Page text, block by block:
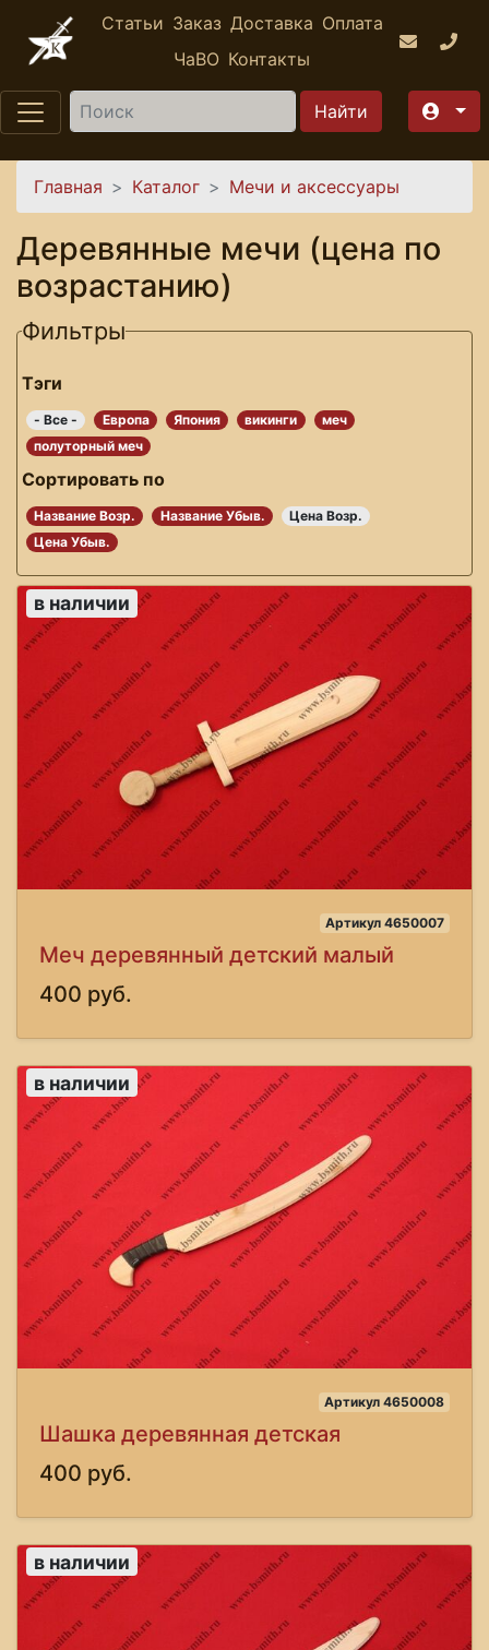
Перейти к основному содержанию
Статьи Заказ Доставка Оплата
ЧаВО Контакты
Найти
Вы здесь
Главная Каталог Мечи и аксессуары
Деревянные мечи (цена по
возрастанию)
Фильтры
Тэги
- Все - Европа Япония викинги
меч
полуторный меч
Сортировать по
Название Возр. Название Убыв.
Цена Возр.
Цена Убыв.
в наличии
Артикул 4650007
Меч деревянный детский малый
400 руб.
в наличии
Артикул 4650008
Шашка деревянная детская
400 руб.
в наличии